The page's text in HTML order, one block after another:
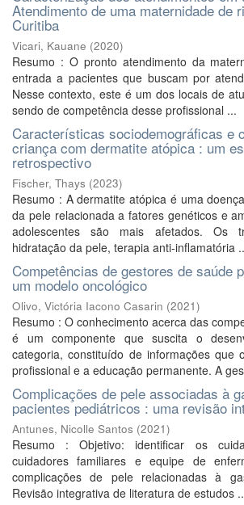
Atendimento de uma maternidade de
Curitiba
Vicari, Kauane (2020)
Resumo : O pronto atendimento da
entrada a pacientes que buscam por
Nesse contexto, este é um dos locais de
sendo de competência desse profissional ...
Características sociodemográficas e
criança com dermatite atópica : um
retrospectivo
Fischer, Thays (2023)
Resumo : A dermatite atópica é uma
da pele relacionada a fatores genéticos e
adolescentes são mais afetados. Os
hidratação da pele, terapia anti-inflamatória
Competências de gestores de saúde
um modelo oncológico
Olivo, Victória Iacono Casarin (2021)
Resumo : O conhecimento acerca das
é um componente que suscita o
categoria, constituído de informações que
profissional e a educação permanente. A
Complicações de pele associadas à
pacientes pediátricos : uma revisão
Antunes, Nicolle Santos (2021)
Resumo : Objetivo: identificar os
cuidadores familiares e equipe de
complicações de pele relacionadas à
Revisão integrativa de literatura de estudos